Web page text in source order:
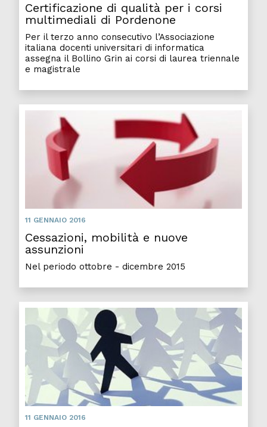
Certificazione di qualità per i corsi
multimediali di Pordenone
Per il terzo anno consecutivo l’Associazione
italiana docenti universitari di informatica
assegna il Bollino Grin ai corsi di laurea triennale
e magistrale
11 GENNAIO 2016
Cessazioni, mobilità e nuove
assunzioni
Nel periodo ottobre - dicembre 2015
11 GENNAIO 2016